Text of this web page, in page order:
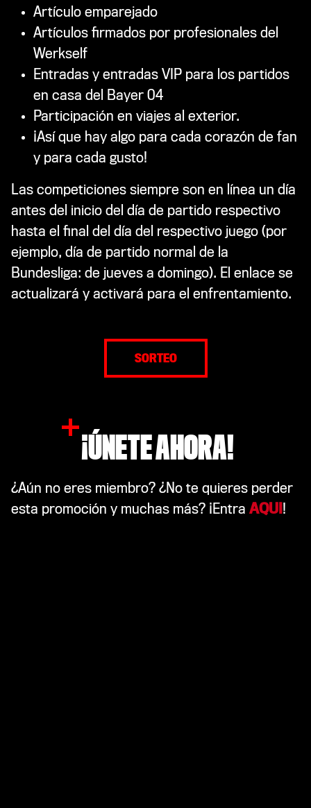
Artículo emparejado
Artículos firmados por profesionales del
Werkself
Entradas y entradas VIP para los partidos
en casa del Bayer 04
Participación en viajes al exterior.
¡Así que hay algo para cada corazón de fan
y para cada gusto!
Las competiciones siempre son en línea un día
antes del inicio del día de partido respectivo
hasta el final del día del respectivo juego (por
ejemplo, día de partido normal de la
Bundesliga: de jueves a domingo). El enlace se
actualizará y activará para el enfrentamiento.
SORTEO
¡ÚNETE AHORA!
¿Aún no eres miembro? ¿No te quieres perder
esta promoción y muchas más? ¡Entra AQUI !